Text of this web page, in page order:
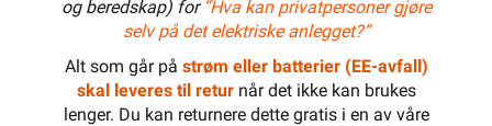
og beredskap) for “Hva kan privatpersoner gjøre
selv på det elektriske anlegget?”
Alt som går på strøm eller batterier (EE-avfall)
skal leveres til returnår det ikke kan brukes
lenger. Du kan returnere dette gratis i en av våre